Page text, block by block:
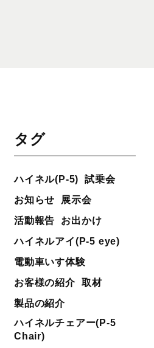
タグ
ハイネル(P-5)
試乗会
お知らせ
展示会
活動報告
お出かけ
ハイネルアイ(P-5 eye)
電動車いす体験
お客様の紹介 取材
製品の紹介
ハイネルチェアー(P-5
Chair)